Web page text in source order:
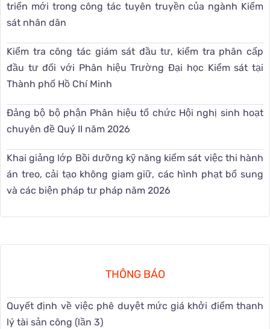
triển mới trong công tác tuyên truyền của ngành Kiểm
sát nhân dân
Kiểm tra công tác giám sát đầu tư, kiểm tra phân cấp
đầu tư đối với Phân hiệu Trường Đại học Kiểm sát tại
Thành phố Hồ Chí Minh
Đảng bộ bộ phận Phân hiệu tổ chức Hội nghị sinh hoạt
chuyên đề Quý II năm 2026
Khai giảng lớp Bồi dưỡng kỹ năng kiểm sát việc thi hành
án treo, cải tạo không giam giữ, các hình phạt bổ sung
và các biện pháp tư pháp năm 2026
THÔNG BÁO
Quyết định về việc phê duyệt mức giá khởi điểm thanh
lý tài sản công (lần 3)